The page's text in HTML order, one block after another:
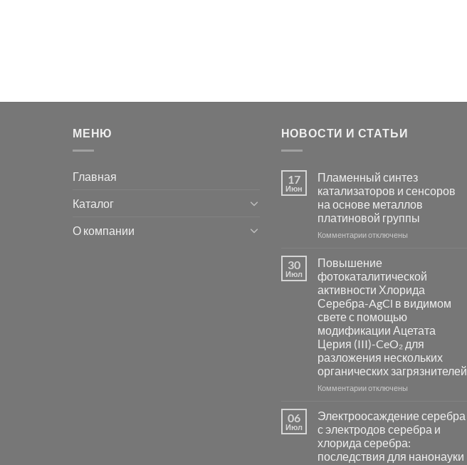
МЕНЮ
Главная
Каталог
О компании
НОВОСТИ И СТАТЬИ
17
Июн
Пламенный синтез
катализаторов и сенсоров
на основе металлов
платиновой группы
Комментариик
синтез
катализаторов
и
сенсоров
на
основе
металлов
платиновой
группы
отключены
30
Июл
Повышение
фотокаталитической
активности Хлорида
Серебра-AgCl в видимом
свете с помощью
модификации Ацетата
Церия (III)-CeO₂ для
разложения нескольких
органических загрязнителей
Комментариик
фотокаталитической
активности
Хлорида
Серебра-
отключены
06
Июл
Электроосаждение серебра
с электродов серебра и
хлорида серебра:
последствия для нанонауки